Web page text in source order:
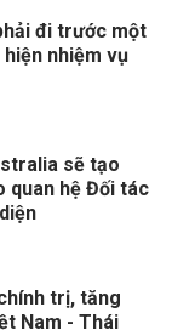
đi trước một
nhiệm vụ
sẽ tạo
quan hệ Đối tác
trị, tăng
Nam - Thái